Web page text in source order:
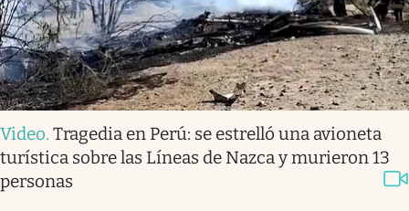
Video. Tragedia en Perú: se estrelló una avioneta
turística sobre las Líneas de Nazca y murieron 13
personas